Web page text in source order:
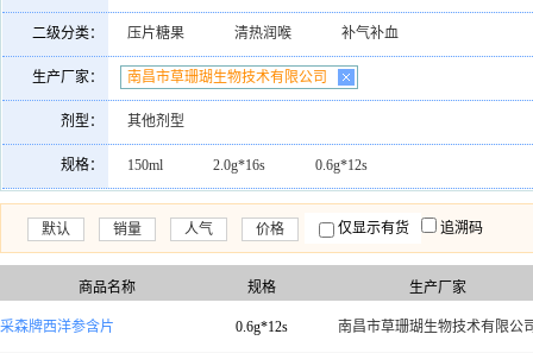
二级分类： 压片糖果 清热润喉 补气补血
生产厂家： 南昌市草珊瑚生物技术有限公司
剂型： 其他剂型
规格： 150ml 2.0g*16s 0.6g*12s
默认 销量 人气 价格 仅显示有货 追溯码
商品名称 规格 生产厂家
采森牌西洋参含片 0.6g*12s 南昌市草珊瑚生物技术有限公